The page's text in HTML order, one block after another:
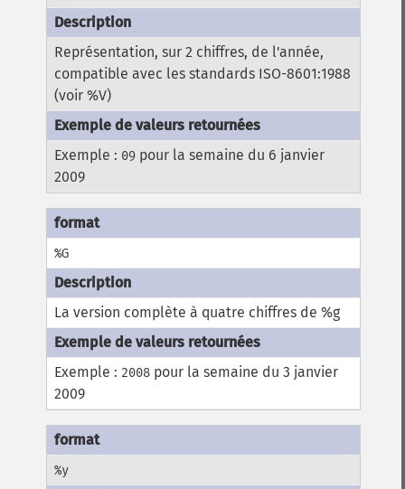
Représentation, sur 2 chiffres, de l'année,
compatible avec les standards ISO-8601:1988
(voir %V)
Exemple : 09 pour la semaine du 6 janvier
2009
%G
La version complète à quatre chiffres de %g
Exemple : 2008 pour la semaine du 3 janvier
2009
%y